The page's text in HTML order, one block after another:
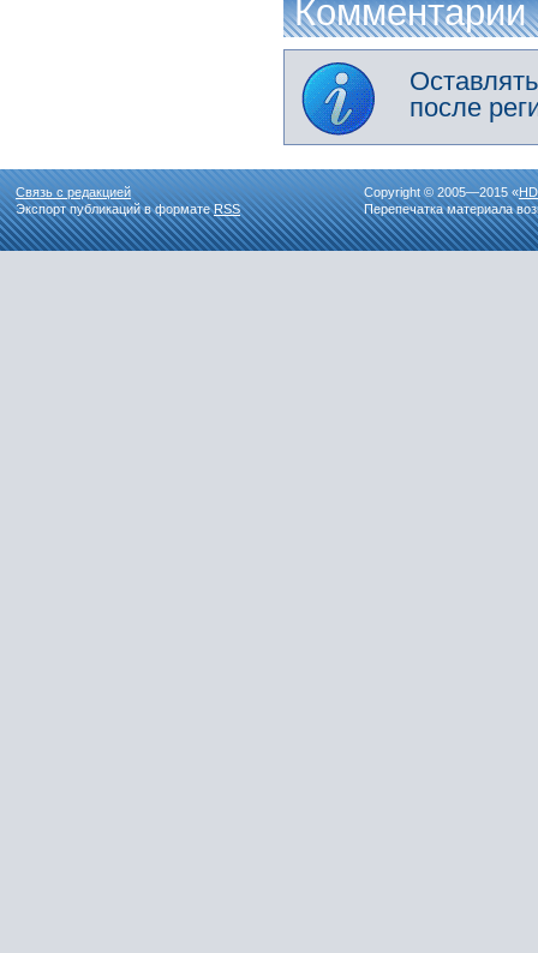
Комментарии
после
Связь с редакцией
Экспорт публикаций в форматеRSS
Copyright © 2005—2015 «
Перепечатка материала